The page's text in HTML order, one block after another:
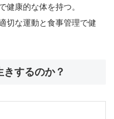
健康的な体を持つ。
切な運動と食事管理で健
するのか？